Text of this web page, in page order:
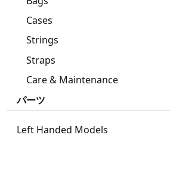
Cases
Strings
Straps
Care & Maintenance
パーツ
Left Handed Models